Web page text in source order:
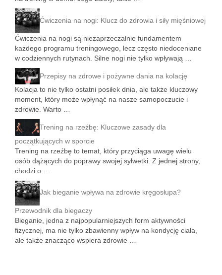
Ćwiczenia na nogi: Klucz do zdrowia i siły mięśniowej
Ćwiczenia na nogi są niezaprzeczalnie fundamentem
każdego programu treningowego, lecz często niedoceniane
w codziennych rutynach. Silne nogi nie tylko wpływają …
Przepisy na zdrowe i pożywne dania na kolację
Kolacja to nie tylko ostatni posiłek dnia, ale także kluczowy
moment, który może wpłynąć na nasze samopoczucie i
zdrowie. Warto …
Trening na rzeźbę: Kluczowe zasady dla
początkujących w sporcie
Trening na rzeźbę to temat, który przyciąga uwagę wielu
osób dążących do poprawy swojej sylwetki. Z jednej strony,
chodzi o …
Jak bieganie wpływa na zdrowie kręgosłupa?
Przewodnik dla biegaczy
Bieganie, jedna z najpopularniejszych form aktywności
fizycznej, ma nie tylko zbawienny wpływ na kondycję ciała,
ale także znacząco wspiera zdrowie …